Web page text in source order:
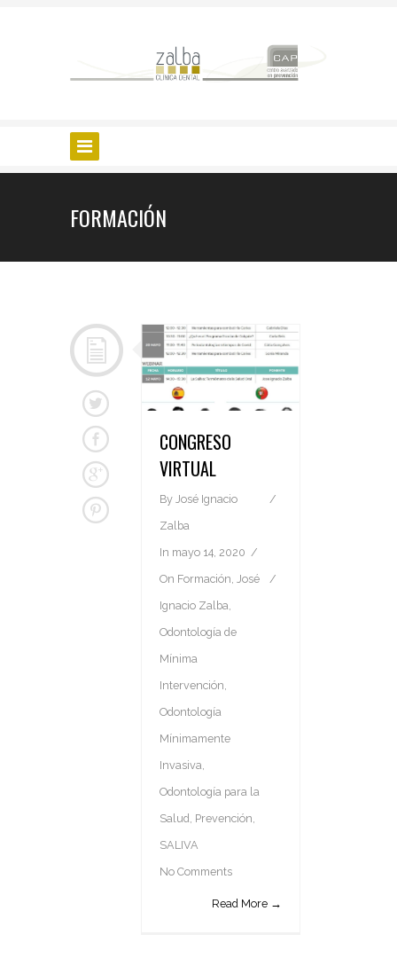
FORMACIÓN
CONGRESO
VIRTUAL
By José Ignacio
Zalba
In mayo 14, 2020
On Formación, José
Ignacio Zalba,
Odontología de
Mínima
Intervención,
Odontología
Mínimamente
Invasiva,
Odontología para la
Salud, Prevención,
SALIVA
No Comments
Read More →